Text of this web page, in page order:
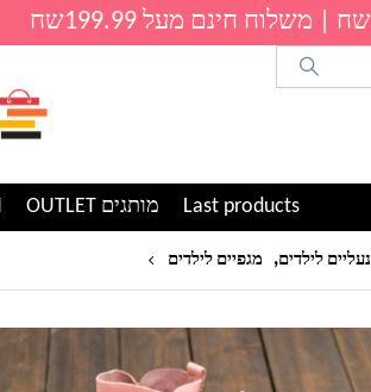
Last products מותגים OUTLET
נעליים לילדים, מגפיים לילדים